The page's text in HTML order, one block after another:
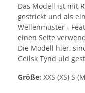
Das Modell ist mit
gestrickt und als
Wellenmuster -
einen Seite
Die Modell hier,
Geilsk Tynd uld
Größe: XXS (XS) S